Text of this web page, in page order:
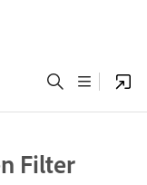
Filter